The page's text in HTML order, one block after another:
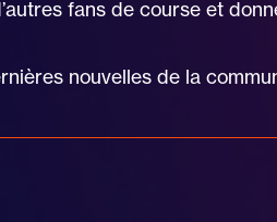
fans de course et
nouvelles de la